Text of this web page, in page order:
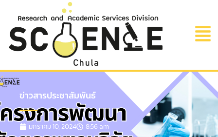
ข่าวสารประชาสัมพันธ์
มกราคม 10, 2024 8:56 am